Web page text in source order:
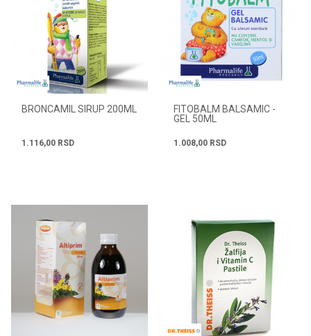
BRONCAMIL SIRUP 200ML
1.116,00 RSD
FITOBALM BALSAMIC -
GEL 50ML
1.008,00 RSD